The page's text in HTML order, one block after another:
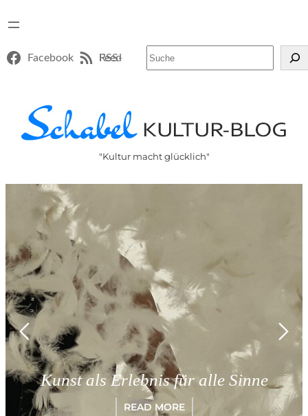
Facebook RSS-Feed
"Kultur macht glücklich"
als Erlebnis für alle Sinne
READ MORE